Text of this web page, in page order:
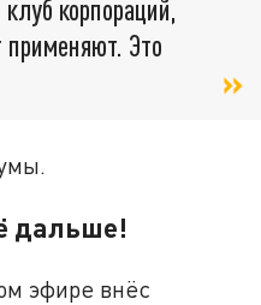
корпораций,
применяют. Это
дальше!
эфире внёс